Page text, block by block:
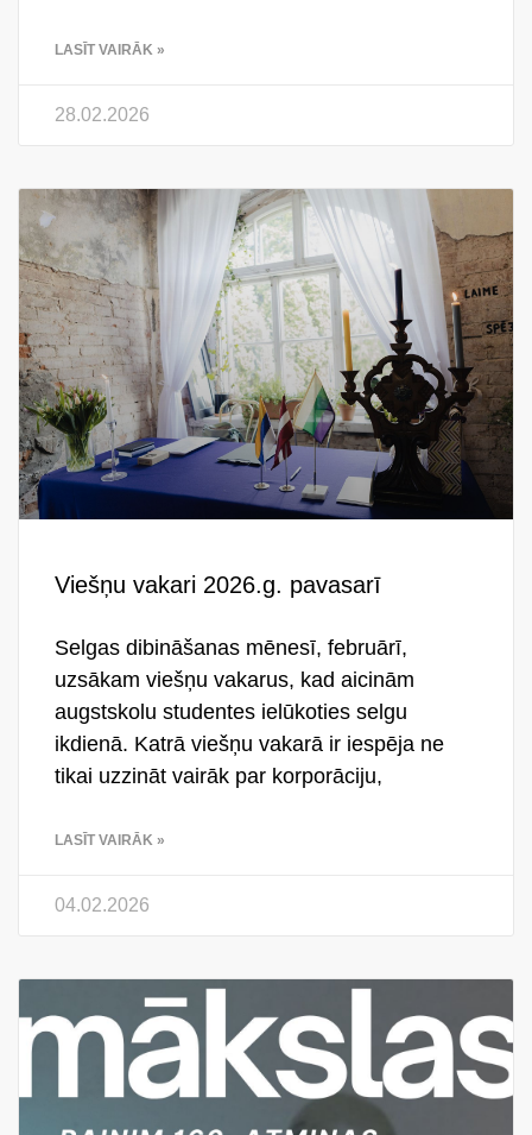
LASĪT VAIRĀK »
28.02.2026
Viešņu vakari 2026.g. pavasarī
Selgas dibināšanas mēnesī, februārī,
uzsākam viešņu vakarus, kad aicinām
augstskolu studentes ielūkoties selgu
ikdienā. Katrā viešņu vakarā ir iespēja ne
tikai uzzināt vairāk par korporāciju,
LASĪT VAIRĀK »
04.02.2026